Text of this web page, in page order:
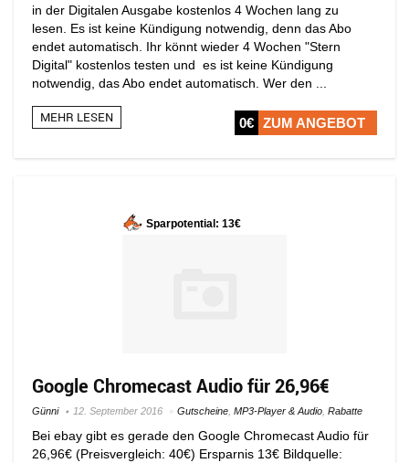
in der Digitalen Ausgabe kostenlos 4 Wochen lang zu
lesen. Es ist keine Kündigung notwendig, denn das Abo
endet automatisch. Ihr könnt wieder 4 Wochen "Stern
Digital" kostenlos testen und es ist keine Kündigung
notwendig, das Abo endet automatisch. Wer den ...
MEHR LESEN 0€ ZUM ANGEBOT
Sparpotential: 13€
Google Chromecast Audio für 26,96€
Günni 12. September 2016 Gutscheine MP3-Player & Audio Rabatte
Bei ebay gibt es gerade den Google Chromecast Audio für
26,96€ (Preisvergleich: 40€) Ersparnis 13€ Bildquelle: